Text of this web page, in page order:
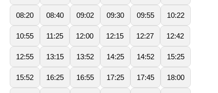
08:20 08:40 09:02 09:30 09:55 10:22
10:55 11:25 12:00 12:15 12:27 12:42
12:55 13:15 13:52 14:25 14:52 15:25
15:52 16:25 16:55 17:25 17:45 18:00